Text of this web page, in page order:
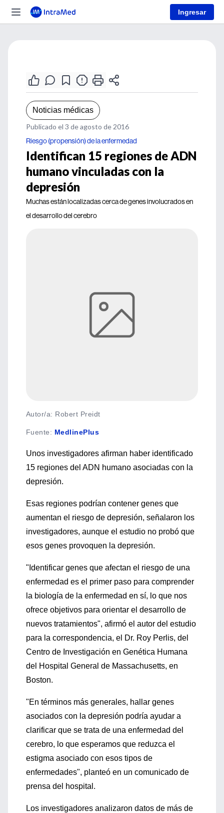
Ingresar
Noticias médicas
Publicado el 3 de agosto de 2016
Riesgo (propensión) de la enfermedad
Identifican 15 regiones de ADN
humano vinculadas con la
depresión
Muchas están localizadas cerca de genes involucrados en
el desarrollo del cerebro
Autor/a: Robert Preidt
Fuente: MedlinePlus
Unos investigadores afirman haber identificado
15 regiones del ADN humano asociadas con la
depresión.
Esas regiones podrían contener genes que
aumentan el riesgo de depresión, señalaron los
investigadores, aunque el estudio no probó que
esos genes provoquen la depresión.
"Identificar genes que afectan el riesgo de una
enfermedad es el primer paso para comprender
la biología de la enfermedad en sí, lo que nos
ofrece objetivos para orientar el desarrollo de
nuevos tratamientos", afirmó el autor del estudio
para la correspondencia, el Dr. Roy Perlis, del
Centro de Investigación en Genética Humana
del Hospital General de Massachusetts, en
Boston.
"En términos más generales, hallar genes
asociados con la depresión podría ayudar a
clarificar que se trata de una enfermedad del
cerebro, lo que esperamos que reduzca el
estigma asociado con esos tipos de
enfermedades", planteó en un comunicado de
prensa del hospital.
Los investigadores analizaron datos de más de